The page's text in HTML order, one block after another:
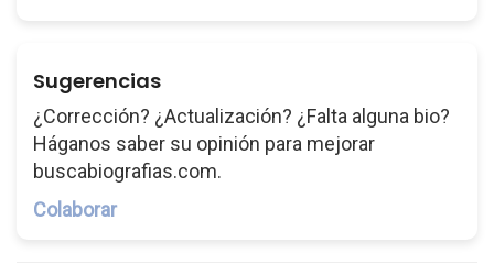
Sugerencias
¿Corrección? ¿Actualización? ¿Falta alguna bio?
Háganos saber su opinión para mejorar
buscabiografias.com.
Colaborar